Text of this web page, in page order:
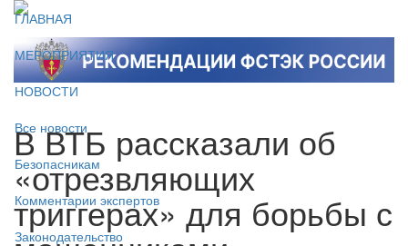
ГЛАВНАЯ
МЕРОПРИЯТИЯ
НОВОСТИ
Все новости
Безопасникам
Комментарии экспертов
Законодательство
В ВТБ рассказали об
«отрезвляющих
триггерах» для борьбы с